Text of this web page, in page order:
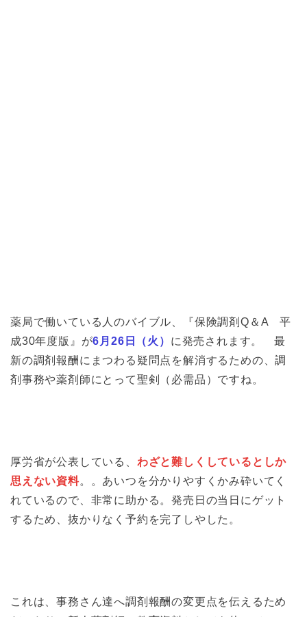
薬局で働いている人のバイブル、『保険調剤Q＆A 平
成30年度版』が6月26日（火） に発売されます。 最
新の調剤報酬にまつわる疑問点を解消するための、調
剤事務や薬剤師にとって聖剣（必需品）ですね。
厚労省が公表している、 わざと難しくしているとしか
思えない資料。。あいつを分かりやすくかみ砕いてく
れているので、非常に助かる。発売日の当日にゲット
するため、抜かりなく予約を完了しやした。
これは、事務さん達へ調剤報酬の変更点を伝えるため